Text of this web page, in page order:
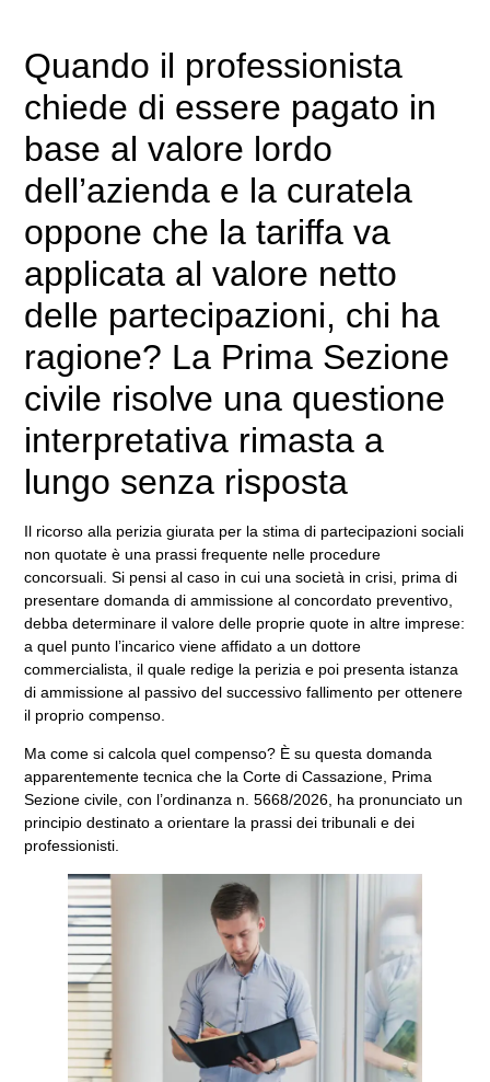
Quando il professionista
chiede di essere pagato in
base al valore lordo
dell’azienda e la curatela
oppone che la tariffa va
applicata al valore netto
delle partecipazioni, chi ha
ragione? La Prima Sezione
civile risolve una questione
interpretativa rimasta a
lungo senza risposta
Il ricorso alla perizia giurata per la stima di partecipazioni sociali
non quotate è una prassi frequente nelle procedure
concorsuali. Si pensi al caso in cui una società in crisi, prima di
presentare domanda di ammissione al concordato preventivo,
debba determinare il valore delle proprie quote in altre imprese:
a quel punto l’incarico viene affidato a un dottore
commercialista, il quale redige la perizia e poi presenta istanza
di ammissione al passivo del successivo fallimento per ottenere
il proprio compenso.
Ma come si calcola quel compenso? È su questa domanda
apparentemente tecnica che la Corte di Cassazione, Prima
Sezione civile, con l’ordinanza n. 5668/2026, ha pronunciato un
principio destinato a orientare la prassi dei tribunali e dei
professionisti.